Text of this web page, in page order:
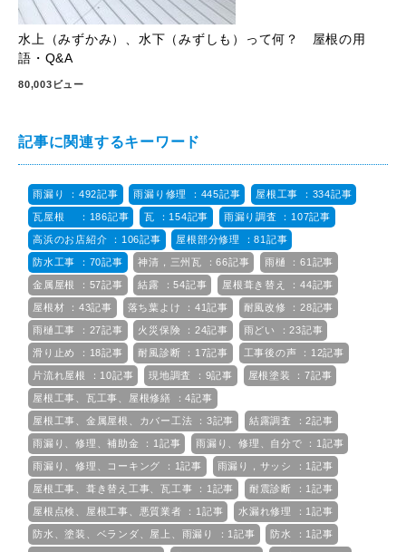
水上（みずかみ）、水下（みずしも）って何？ 屋根の用
語・Q&A
80,003ビュー
記事に関連するキーワード
雨漏り ：492記事 雨漏り修理 ：445記事 屋根工事 ：334記事
瓦屋根 ：186記事 瓦 ：154記事 雨漏り調査 ：107記事
高浜のお店紹介 ：106記事 屋根部分修理 ：81記事
防水工事 ：70記事 神清，三州瓦 ：66記事 雨樋 ：61記事
金属屋根 ：57記事 結露 ：54記事 屋根葺き替え ：44記事
屋根材 ：43記事 落ち葉よけ ：41記事 耐風改修 ：28記事
雨樋工事 ：27記事 火災保険 ：24記事 雨どい ：23記事
滑り止め ：18記事 耐風診断 ：17記事 工事後の声 ：12記事
片流れ屋根 ：10記事 現地調査 ：9記事 屋根塗装 ：7記事
屋根工事、瓦工事、屋根修繕 ：4記事
屋根工事、金属屋根、カバー工法 ：3記事 結露調査 ：2記事
雨漏り、修理、補助金 ：1記事 雨漏り、修理、自分で ：1記事
雨漏り、修理、コーキング ：1記事 雨漏り，サッシ ：1記事
屋根工事、葺き替え工事、瓦工事 ：1記事 耐震診断 ：1記事
屋根点検、屋根工事、悪質業者 ：1記事 水漏れ修理 ：1記事
防水、塗装、ベランダ、屋上、雨漏り ：1記事 防水 ：1記事